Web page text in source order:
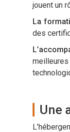
jouent un
La
des
Une